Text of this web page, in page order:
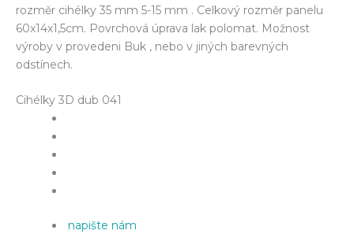
rozměr cihélky 35 mm 5-15 mm . Celkový rozměr panelu
60x14x1,5cm. Povrchová úprava lak polomat. Možnost
výroby v provedeni Buk , nebo v jiných barevných
odstínech.
Cihélky 3D dub 041
napište nám